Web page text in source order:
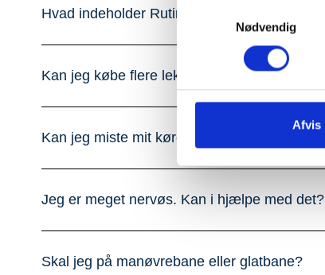
Samtykkevalg
Nødvendig
Afvis
Hvad indeholder Rutinepakken?
Kan jeg købe flere lektioner?
Kan jeg miste mit kørekort?
Jeg er meget nervøs. Kan i hjælpe med det?
Skal jeg på manøvrebane eller glatbane?